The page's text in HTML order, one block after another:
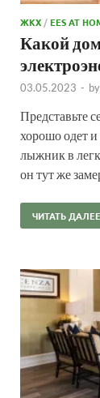
ЖКХ/EES AT
Какой дом
03.05.2023 - by
Представьте
хорошо одет и
лыжник в
он тут же
ЧИТАТЬ ДАЛЕЕ